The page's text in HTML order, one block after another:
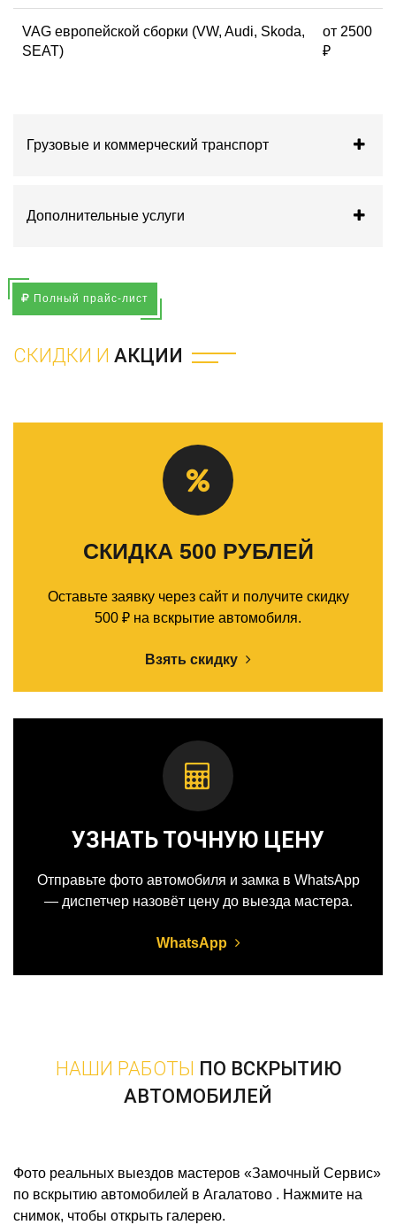
VAG европейской сборки (VW, Audi, Skoda,
SEAT)
от 2500
₽
Грузовые и коммерческий транспорт
Дополнительные услуги
Полный прайс-лист
СКИДКИ И АКЦИИ
СКИДКА 500 РУБЛЕЙ
Оставьте заявку через сайт и получите скидку
500 ₽ на вскрытие автомобиля.
Взять скидку
УЗНАТЬ ТОЧНУЮ ЦЕНУ
Отправьте фото автомобиля и замка в WhatsApp
— диспетчер назовёт цену до выезда мастера.
WhatsApp
НАШИ РАБОТЫ ПО ВСКРЫТИЮ
АВТОМОБИЛЕЙ
Фото реальных выездов мастеров «Замочный Сервис»
по вскрытию автомобилей в Агалатово . Нажмите на
снимок, чтобы открыть галерею.